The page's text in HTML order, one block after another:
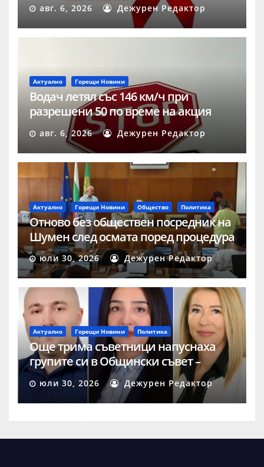
авг. 6, 2026 Дежурен Редактор
Актуално Горещи Новини
Водач летял със 146 км/ч при
разрешени 50 по време на акция
„Скорост“ в Шумен
авг. 6, 2026 Дежурен Редактор
Актуално Горещи Новини Общество Политика
Отново без обществен посредник на
Шумен след осмата поред процедура
юли 30, 2026 Дежурен Редактор
Актуално Горещи Новини Политика
Още трима съветници напуснаха
групите си в Общински съвет –
Шумен
юли 30, 2026 Дежурен Редактор